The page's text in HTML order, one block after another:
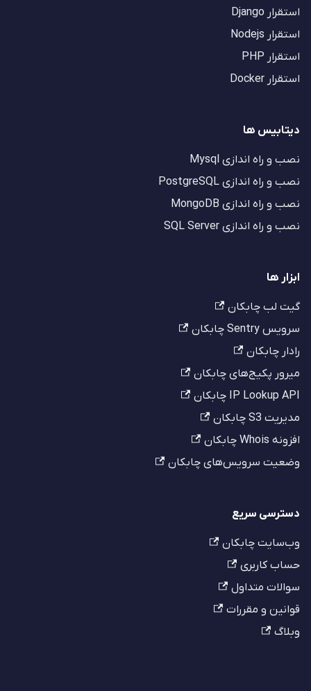
استقرار Django
استقرار Nodejs
استقرار PHP
استقرار Docker
دیتابیس ها
نصب و راه اندازی Mysql
نصب و راه اندازی PostgreSQL
نصب و راه اندازی MongoDB
نصب و راه اندازی SQL Server
ابزار ها
گیت لب چابکان
سرویس Sentry چابکان
رادار چابکان
میرور پکیج‌های چابکان
IP Lookup API چابکان
مدیریت S3 چابکان
افزونه Whois چابکان
وضعیت سرویس‌های چابکان
دسترسی سریع
وب‌سایت چابکان
حساب کاربری
سوالات متداول
قوانین و مقررات
وبلاگ